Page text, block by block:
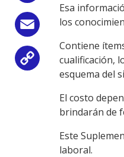
Email
Copy
Esa
los
Contiene
cualificación,
esquema del
El costo
brindarán de
Este
laboral.